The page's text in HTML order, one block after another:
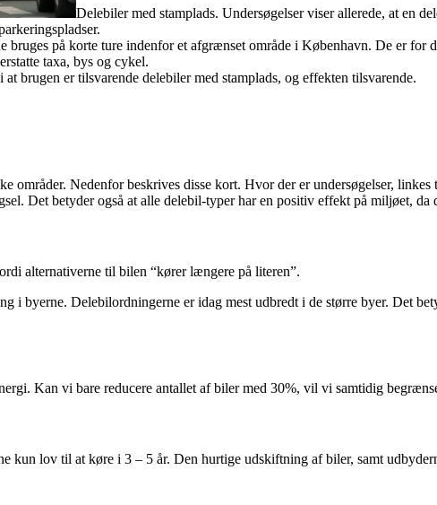
Delebiler med stamplads. Undersøgelser viser allerede, at en
bruges på korte ture indenfor et afgrænset område i København. De er
taxa, bys og cykel.
brugen er tilsvarende delebiler med stamplads, og effekten tilsvarende.
områder. Nedenfor beskrives disse kort. Hvor der er undersøgelser,
Det betyder også at alle delebil-typer har en positiv effekt på miljøet,
alternativerne til bilen “kører længere på literen”.
i byerne. Delebilordningerne er idag mest udbredt i de større byer. Det
Kan vi bare reducere antallet af biler med 30%, vil vi samtidig
kun lov til at køre i 3 – 5 år. Den hurtige udskiftning af biler, samt